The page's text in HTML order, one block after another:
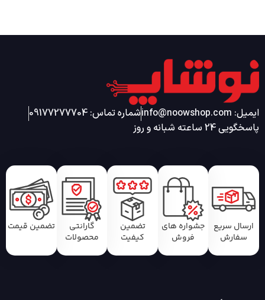
ایمیل: info@noowshop.com
شماره تماس: 09177277704
پاسخگویی 24 ساعته شبانه و روز
ارسال سریع
سفارش
جشواره های
فروش
تضمین
کیفیت
گارانتی
محصولات
تضمین قیمت